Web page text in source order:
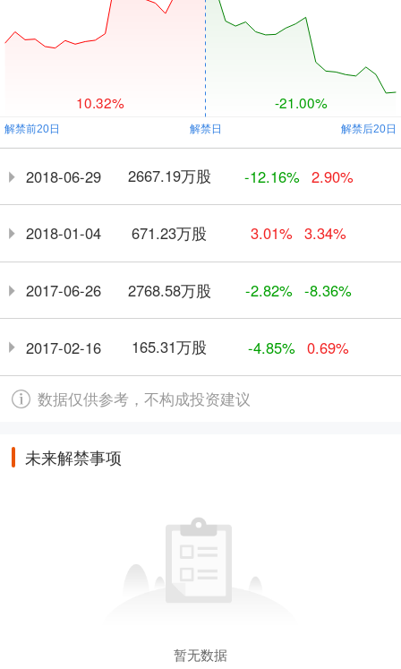
10.32% -21.00%
2018-06-29 2667.19万股 -12.16% 2.90%
2018-01-04 671.23万股 3.01% 3.34%
2017-06-26 2768.58万股 -2.82% -8.36%
2017-02-16 165.31万股 -4.85% 0.69%
数据仅供参考，不构成投资建议
未来解禁事项
暂无数据